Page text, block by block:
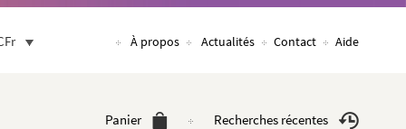
À propos Actualités Contact Aide
Panier Recherches récentes